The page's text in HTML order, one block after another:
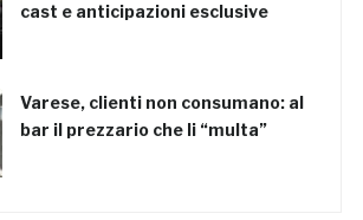
cast e anticipazioni esclusive
Varese, clienti non consumano: al
bar il prezzario che li “multa”